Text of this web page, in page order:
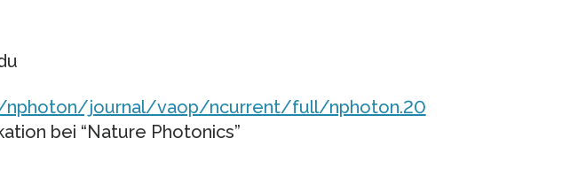
nphoton/journal/vaop/ncurrent/full/nphoton.20
bei “Nature Photonics”